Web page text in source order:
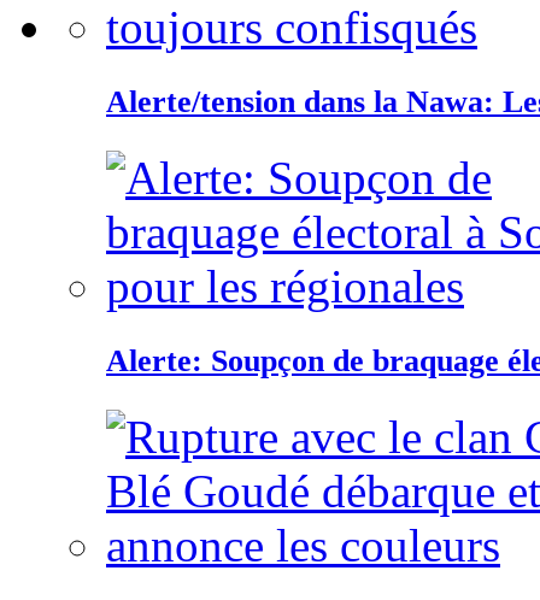
Alerte/tension dans la Nawa:
Alerte: Soupçon de braquage